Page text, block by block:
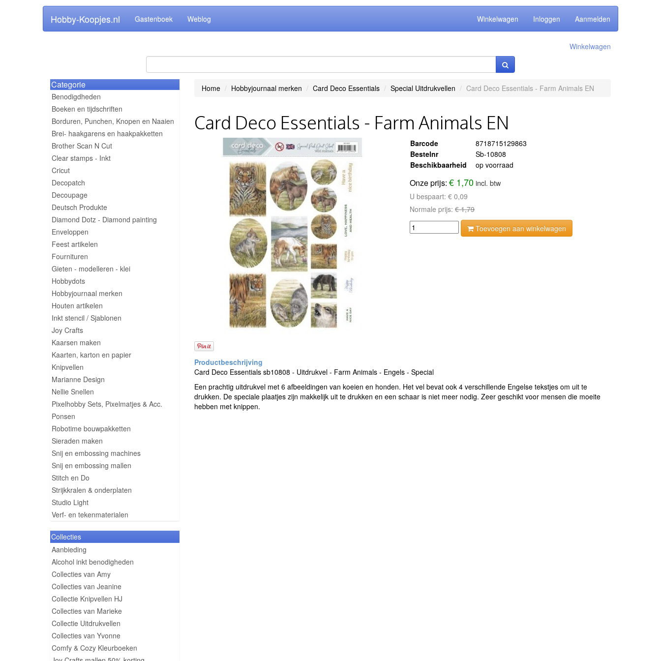
Hobby-Koopjes.nl Gastenboek Weblog Winkelwagen Inloggen Aanmelden
Winkelwagen
Categorie
Benodigdheden
Boeken en tijdschriften
Borduren, Punchen, Knopen en Naaien
Brei- haakgarens en haakpakketten
Brother Scan N Cut
Clear stamps - Inkt
Cricut
Decopatch
Decoupage
Deutsch Produkte
Diamond Dotz - Diamond painting
Enveloppen
Feest artikelen
Fournituren
Gieten - modelleren - klei
Hobbydots
Hobbyjournaal merken
Houten artikelen
Inkt stencil / Sjablonen
Joy Crafts
Kaarsen maken
Kaarten, karton en papier
Knipvellen
Marianne Design
Nellie Snellen
Pixelhobby Sets, Pixelmatjes & Acc.
Ponsen
Robotime bouwpakketten
Sieraden maken
Snij en embossing machines
Snij en embossing mallen
Stitch en Do
Strijkkralen & onderplaten
Studio Light
Verf- en tekenmaterialen
Collecties
Aanbieding
Alcohol inkt benodigheden
Collecties van Amy
Collecties van Jeanine
Collectie Knipvellen HJ
Collecties van Marieke
Collectie Uitdrukvellen
Collecties van Yvonne
Comfy & Cozy Kleurboeken
Home Hobbyjournaal merken Card Deco Essentials Special Uitdrukvellen Card Deco Essentials - Farm Animals EN
Card Deco Essentials - Farm Animals EN
Barcode
8718715129863
Bestelnr
Sb-10808
Beschikbaarheid
op voorraad
Onze prijs:€ 1,70 incl. btw
U bespaart:€ 0,09
Normale prijs:€ 1,79
Toevoegen aan winkelwagen
Card Deco Essentials sb10808 - Uitdrukvel - Farm Animals - Engels - Special
Een prachtig uitdrukvel met 6 afbeeldingen van koeien en honden. Het vel bevat ook 4 verschillende Engelse tekstjes om uit te
drukken. De speciale plaatjes zijn makkelijk uit te drukken en een schaar is niet meer nodig. Zeer geschikt voor mensen die moeite
hebben met knippen.